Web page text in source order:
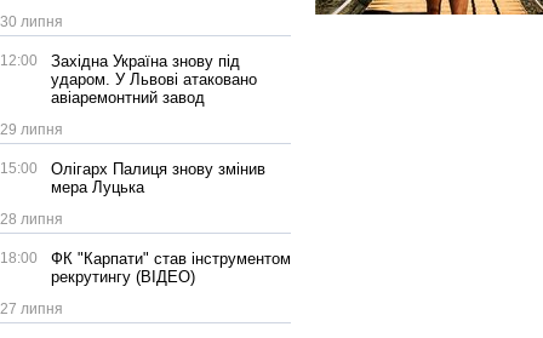
30 липня
12:00
Західна Україна знову під
ударом. У Львові атаковано
авіаремонтний завод
29 липня
15:00
Олігарх Палиця знову змінив
мера Луцька
28 липня
18:00
ФК "Карпати" став інструментом
рекрутингу (ВІДЕО)
27 липня